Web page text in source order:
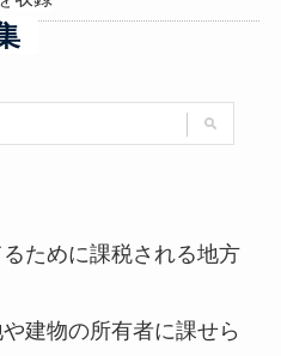
ために課税される地方
建物の所有者に課せら